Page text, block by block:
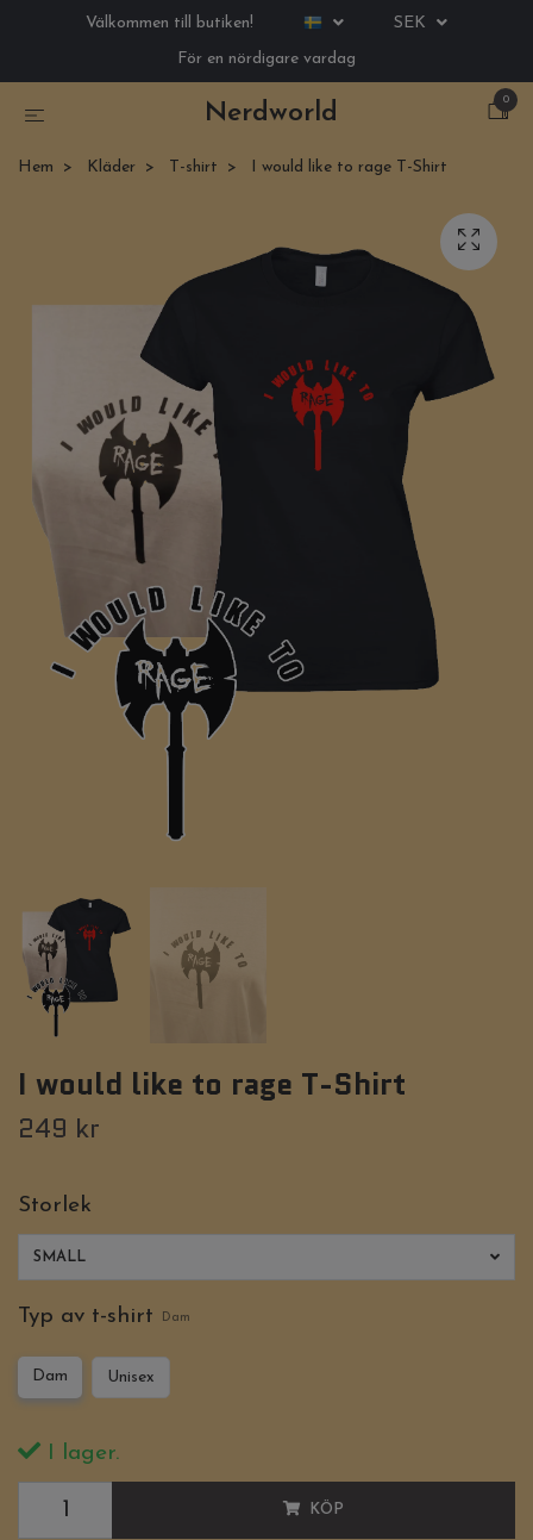
Välkommen till butiken!
SEK
För en nördigare vardag
Nerdworld
0
Hem Kläder T-shirt I would like to rage T-Shirt
I would like to rage T-Shirt
249 kr
Storlek
SMALL
Typ av t-shirt Dam
Dam Unisex
I lager.
KÖP